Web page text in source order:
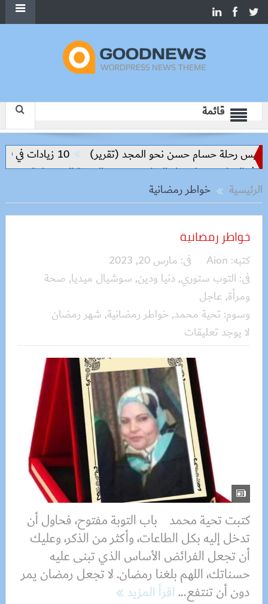
قائمة
رحلة حسام حسن نحو المجد (تقرير)
10 زيادات في 10 سنوات.. هل حان الوقت لرفع دعم البنزين نهائيا؟
مفتاح بناء السلام وتحقيق التنمية المستدامة
الرئيسية
خواطر رمضانية
خواطر رمضانية
كتبه: Aion فى: مارس 20, 2023
فى: التوب ستوري, دنيا ودين, سوشيال ميديا, صحة
ومرأة, عاجل
وسوم: تحية محمد, خواطر رمضانية, شهر رمضان
لا يوجد تعليقات
كتبت تحية محمد باب التوبة مفتوح، فحاول أن
تدخل إليه بكل الطاعات، وأكثر من الذكر، وعليك
أن تجعل الفرائض الأساس الذي تبنى عليه
حسناتك، اللهم بلغنا رمضان. لا تجعل رمضان يمر
دون أن تنتفع...اقرأ المزيد